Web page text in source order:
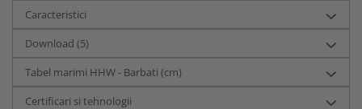
Caracteristici
Download (5)
Tabel marimi HHW - Barbati (cm)
Certificari si tehnologii